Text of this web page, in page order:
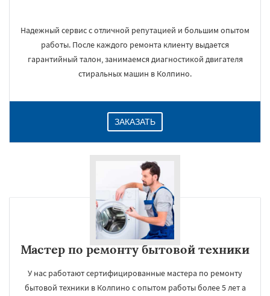
Надежный сервис с отличной репутацией и большим опытом
работы. После каждого ремонта клиенту выдается
гарантийный талон, занимаемся диагностикой двигателя
стиральных машин в Колпино.
ЗАКАЗАТЬ
Мастер по ремонту бытовой техники
У нас работают сертифицированные мастера по ремонту
бытовой техники в Колпино с опытом работы более 5 лет а